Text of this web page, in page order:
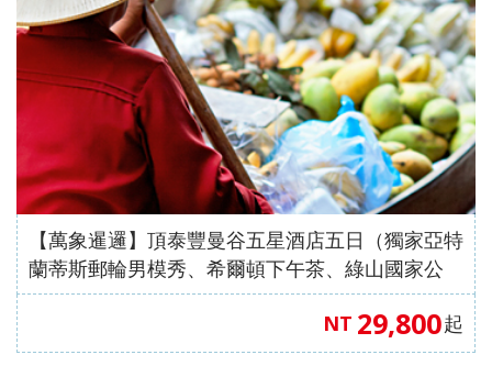
【萬象暹邏】頂泰豐曼谷五星酒店五日（獨家亞特
蘭蒂斯郵輪男模秀、希爾頓下午茶、綠山國家公
園、東芭樂園）【星宇航空、桃園出發】
NT 29,800起